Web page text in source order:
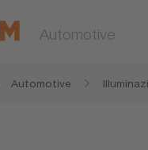
Automotive
Automotive